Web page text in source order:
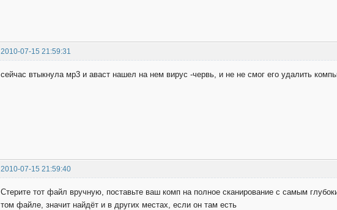
2010-07-15 21:59:31
сейчас втыкнула мр3 и аваст нашел на нем вирус -червь, и не не смог его удалить
2010-07-15 21:59:40
Стерите тот файл вручную, поставьте ваш комп на полное сканирование с самым
том файле, значит найдёт и в других местах, если он там есть